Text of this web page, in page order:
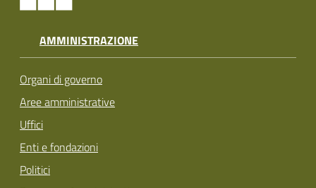
AMMINISTRAZIONE
Organi di governo
Aree amministrative
Uffici
Enti e fondazioni
Politici